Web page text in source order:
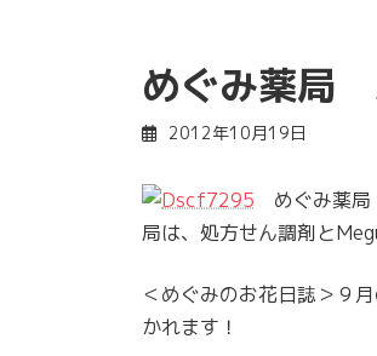
めぐみ薬局
2012年10月19日
めぐみ薬局
局は、処方せん調剤と
＜めぐみのお花日誌＞９
かれます！